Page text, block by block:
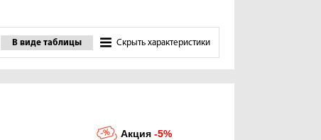
Скрыть характеристики
В виде таблицы
Акция -5%